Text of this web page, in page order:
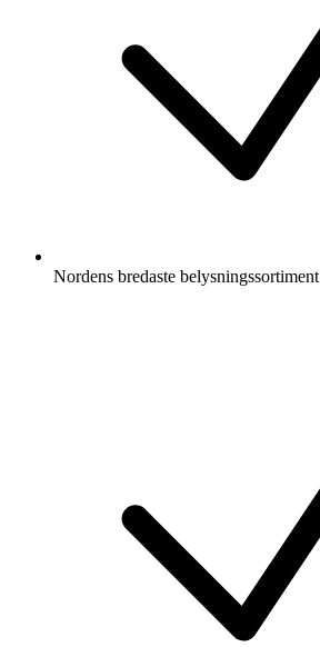
Nordens bredaste belysningssortiment